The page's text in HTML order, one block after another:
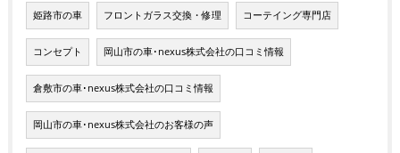
姫路市の車 フロントガラス交換・修理 コーテイング専門店
コンセプト 岡山市の車･nexus株式会社の口コミ情報
倉敷市の車･nexus株式会社の口コミ情報
岡山市の車･nexus株式会社のお客様の声